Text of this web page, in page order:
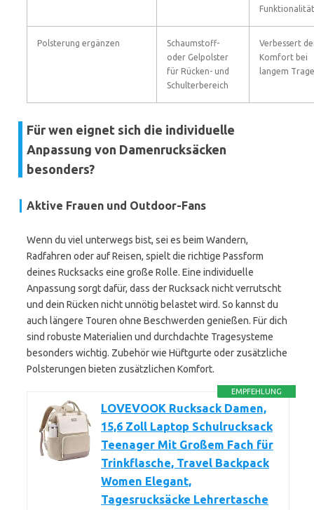
Funktionalität
Polsterung ergänzen
Schaumstoff-
oder Gelpolster
für Rücken- und
Schulterbereich
Verbessert
Komfort bei
langem
Für wen eignet sich die individuelle
Anpassung von Damenrucksäcken
besonders?
Aktive Frauen und Outdoor-Fans
Wenn du viel unterwegs bist, sei es beim Wandern,
Radfahren oder auf Reisen, spielt die richtige Passform
deines Rucksacks eine große Rolle. Eine individuelle
Anpassung sorgt dafür, dass der Rucksack nicht verrutscht
und dein Rücken nicht unnötig belastet wird. So kannst du
auch längere Touren ohne Beschwerden genießen. Für dich
sind robuste Materialien und durchdachte Tragesysteme
besonders wichtig. Zubehör wie Hüftgurte oder zusätzliche
Polsterungen bieten zusätzlichen Komfort.
EMPFEHLUNG
LOVEVOOK Rucksack Damen,
15,6 Zoll Laptop Schulrucksack
Teenager Mit Großem Fach für
Trinkflasche, Travel Backpack
Women Elegant,
Tagesrucksäcke Lehrertasche